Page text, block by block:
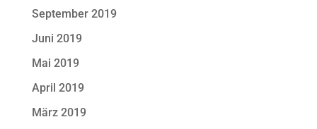
September 2019
Juni 2019
Mai 2019
April 2019
März 2019